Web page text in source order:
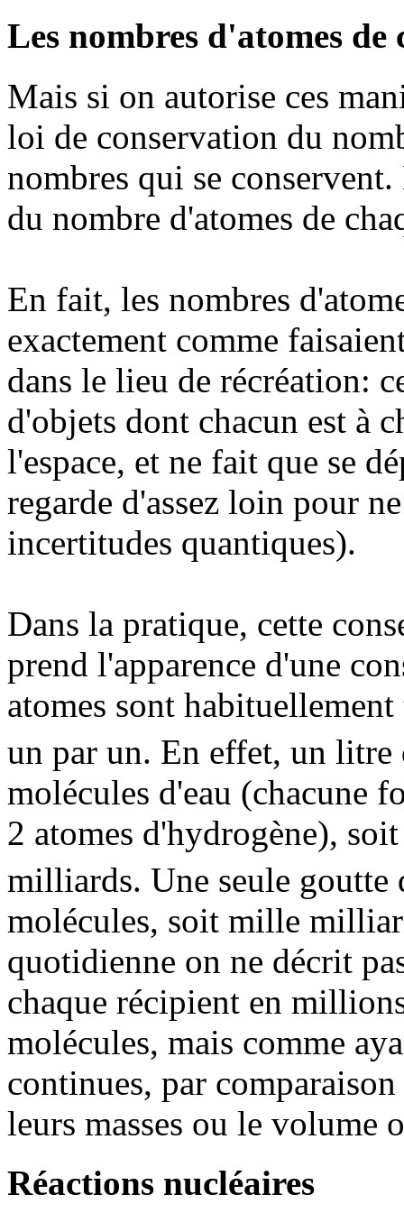
Les nombres d'atomes de
Mais si on autorise ces
loi de conservation du
nombres qui se
du nombre d'atomes de
En fait, les nombres
exactement comme
dans le lieu de récréation:
d'objets dont chacun est à
l'espace, et ne fait que se
regarde d'assez loin pour
incertitudes quantiques).
Dans la pratique, cette
prend l'apparence d'une
atomes sont
un par un. En effet, un
molécules d'eau (chacune
2 atomes d'hydrogène),
milliards. Une seule
molécules, soit mille
quotidienne on ne décrit
chaque récipient en
molécules, mais comme
continues, par
leurs masses ou le volume
Réactions nucléaires